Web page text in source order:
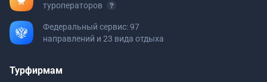
туроператоров
Федеральный сервис: 97
направлений и 23 вида отдыха
Турфирмам